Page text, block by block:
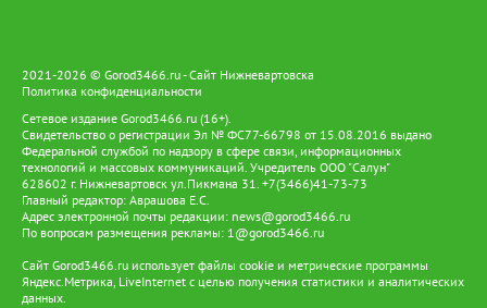
2021-2026 © Gorod3466.ru - Сайт Нижневартовска
Политика конфиденциальности
Сетевое издание Gorod3466.ru (16+).
Свидетельство о регистрации Эл № ФС77-66798 от 15.08.2016 выдано
Федеральной службой по надзору в сфере связи, информационных
технологий и массовых коммуникаций. Учредитель ООО "Салун"
628602 г. Нижневартовск ул.Пикмана 31. +7(3466)41-73-73
Главный редактор: Аврашова Е.С.
Адрес электронной почты редакции: news@gorod3466.ru
По вопросам размещения рекламы: 1@gorod3466.ru
Сайт Gorod3466.ru использует файлы cookie и метрические программы
Яндекс.Метрика, LiveInternet с целью получения статистики и аналитических
данных.